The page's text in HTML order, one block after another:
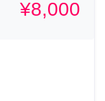
¥8,000